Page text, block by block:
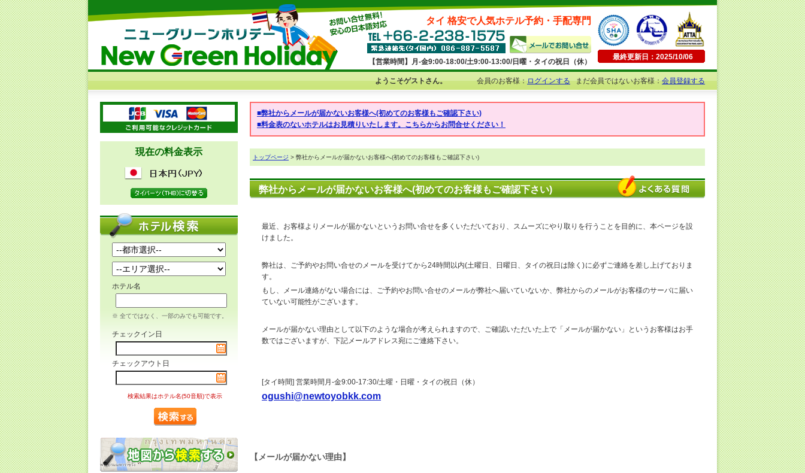
タイ 格安で人気ホテル予約・手配専門
【営業時間】月-金9:00-18:00/土9:00-13:00/日曜・タイの祝日（休）
最終更新日：2025/10/06
ようこそゲストさん。 会員のお客様：ログインするまだ会員ではないお客様：会員登録する
現在の料金表示
ホテル名
※ 全てではなく、一部のみでも可能です。
チェックイン日
チェックアウト日
検索結果はホテル名(50音順)で表示
■弊社からメールが届かないお客様へ(初めてのお客様もご確認下さい)
■料金表のないホテルはお見積りいたします。こちらからお問合せください！
トップページ > 弊社からメールが届かないお客様へ(初めてのお客様もご確認下さい)
弊社からメールが届かないお客様へ(初めてのお客様もご確認下さい)
最近、お客様よりメールが届かないというお問い合せを多くいただいており、スムーズにやり取りを行うことを目的に、本ページを設
けました。
弊社は、ご予約やお問い合せのメールを受けてから24時間以内(土曜日、日曜日、タイの祝日は除く)に必ずご連絡を差し上げておりま
す。
もし、メール連絡がない場合には、ご予約やお問い合せのメールが弊社へ届いていないか、弊社からのメールがお客様のサーバに届い
ていない可能性がございます。
メールが届かない理由として以下のような場合が考えられますので、ご確認いただいた上で「メールが届かない」というお客様はお手
数ではございますが、下記メールアドレス宛にご連絡下さい。
[タイ時間] 営業時間月-金9:00-17:30/土曜・日曜・タイの祝日（休）
ogushi@newtoyobkk.com
【メールが届かない理由】